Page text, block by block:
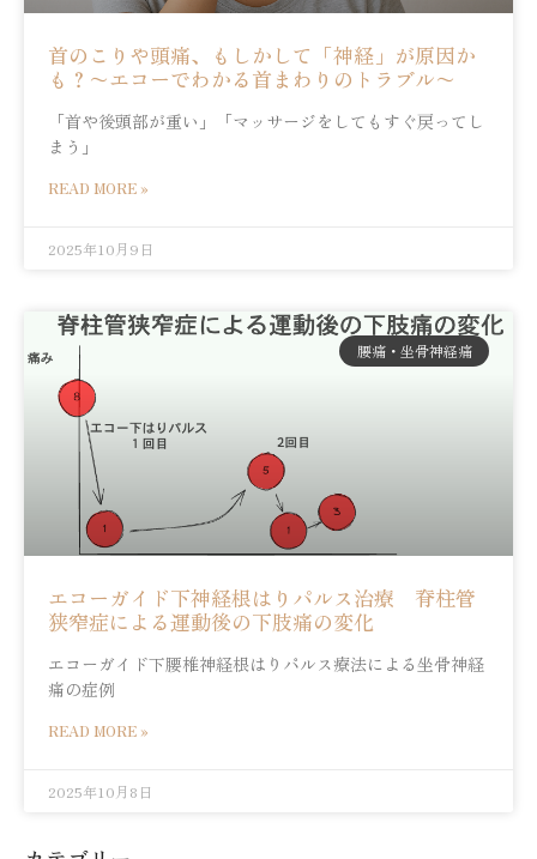
首のこりや頭痛、もしかして「神経」が原因か
も？〜エコーでわかる首まわりのトラブル〜
「首や後頭部が重い」「マッサージをしてもすぐ戻ってし
まう」
READ MORE »
2025年10月9日
腰痛・坐骨神経痛
エコーガイド下神経根はりパルス治療 脊柱管
狭窄症による運動後の下肢痛の変化
エコーガイド下腰椎神経根はりパルス療法による坐骨神経
痛の症例
READ MORE »
2025年10月8日